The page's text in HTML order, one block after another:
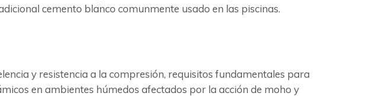
cemento blanco comunmente usado en las piscinas.
y resistencia a la compresión, requisitos fundamentales para
en ambientes húmedos afectados por la acción de moho y